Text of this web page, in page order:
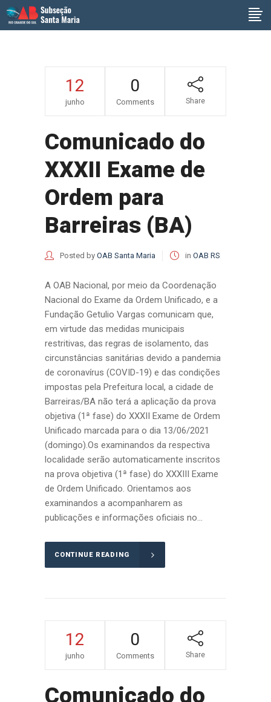
12
junho
0
Comments Share
Comunicado do
XXXII Exame de
Ordem para
Barreiras (BA)
Posted by OAB Santa Maria in OAB RS
A OAB Nacional, por meio da Coordenação
Nacional do Exame da Ordem Unificado, e a
Fundação Getulio Vargas comunicam que,
em virtude das medidas municipais
restritivas, das regras de isolamento, das
circunstâncias sanitárias devido a pandemia
de coronavírus (COVID-19) e das condições
impostas pela Prefeitura local, a cidade de
Barreiras/BA não terá a aplicação da prova
objetiva (1ª fase) do XXXII Exame de Ordem
Unificado marcada para o dia 13/06/2021
(domingo).Os examinandos da respectiva
localidade serão automaticamente inscritos
na prova objetiva (1ª fase) do XXXIII Exame
de Ordem Unificado. Orientamos aos
examinandos a acompanharem as
publicações e informações oficiais no...
CONTINUE READING
12
junho
0
Comments Share
Comunicado do